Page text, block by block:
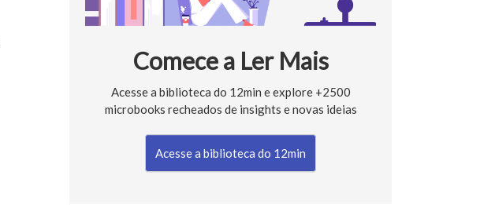
Comece a Ler Mais
Acesse a biblioteca do 12min e explore +2500
microbooks recheados de insights e novas ideias
Acesse a biblioteca do 12min